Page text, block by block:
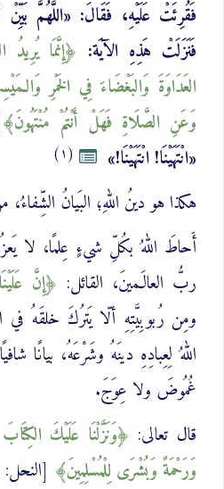
فَقُرِئَتْ عَلَيْهِ، فَقَالَ: «اللَّهُمَّ بَيِّنْ
فَنَزَلَتْ هَذِهِ الآيَة:
إِنَّمَا
العَدَاوَةَ وَالبَغْضَاءَ فِي الخَمْرِ
وَعَنِ الصَّلَاةِ فَهَلْ أَنْتُمْ ‌مُنْتَهُونَ
«انْتَهَيْنَا! انْتَهَيْنَا!»
(١)
هكذا هو دينُ اللهِ؛ البَيانُ
أَحاطَ اللهُ بكُلِّ شيءٍ عِلمًا، لا
ربُّ العالَـمينَ، القائل:
إِنَّ
ومِن رُبوبِيَّتِهِ ألّا يَترُكَ خلقَهُ في
اللهُ لِعِبادِهِ دينَهُ وشَرْعَهُ، بيانًا
غُمُوضَ ولا عِوَجَ.
قال تعالى:
وَنَزَّلْنَا عَلَيْكَ
وَرَحْمَةً وَبُشْرَى لِلْمُسْلِمِينَ
[النحل: ٨٩].